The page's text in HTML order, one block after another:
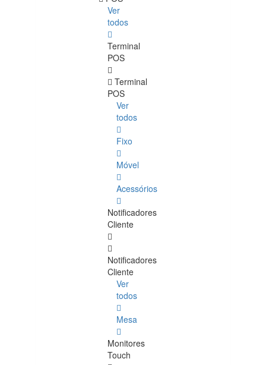
Ver
todos
Terminal
POS
Terminal
POS
Ver
todos
Fixo
Móvel
Acessórios
Notificadores
Cliente
Notificadores
Cliente
Ver
todos
Mesa
Monitores
Touch